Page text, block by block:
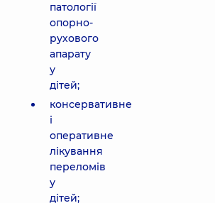
патології
опорно-
рухового
апарату
у
дітей;
консервативне
і
оперативне
лікування
переломів
у
дітей;